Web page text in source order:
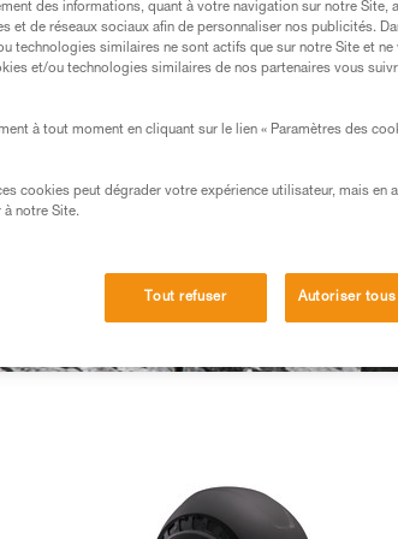
des informations, quant à votre navigation sur notre Site,
et de réseaux sociaux afin de personnaliser nos publicités.
technologies similaires ne sont actifs que sur notre Site et ne
et/ou technologies similaires de nos partenaires vous
à tout moment en cliquant sur le lien « Paramètres des
cookies peut dégrader votre expérience utilisateur, mais en
à notre Site.
Tout refuser Autoriser